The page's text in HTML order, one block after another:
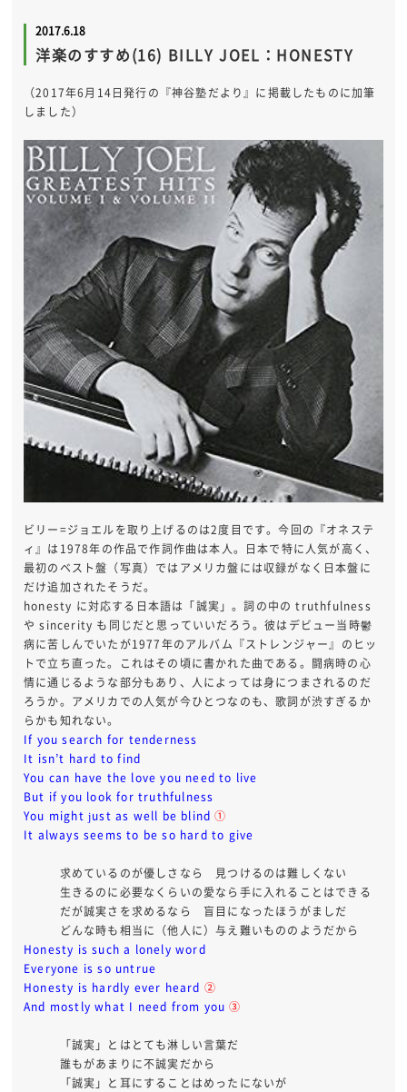
2017.6.18
洋楽のすすめ(16) BILLY JOEL：HONESTY
（2017年6月14日発行の『神谷塾だより』に掲載したものに加筆
しました）
ビリー=ジョエルを取り上げるのは2度目です。今回の『オネステ
ィ』は1978年の作品で作詞作曲は本人。日本で特に人気が高く、
最初のベスト盤（写真）ではアメリカ盤には収録がなく日本盤に
だけ追加されたそうだ。
honesty に対応する日本語は「誠実」。詞の中の truthfulness
や sincerity も同じだと思っていいだろう。彼はデビュー当時鬱
病に苦しんでいたが1977年のアルバム『ストレンジャー』のヒッ
トで立ち直った。これはその頃に書かれた曲である。闘病時の心
情に通じるような部分もあり、人によっては身につまされるのだ
ろうか。アメリカでの人気が今ひとつなのも、歌詞が渋すぎるか
らかも知れない。
If you search for tenderness
It isn’t hard to find
You can have the love you need to live
But if you look for truthfulness
You might just as well be blind①
It always seems to be so hard to give
求めているのが優しさなら 見つけるのは難しくない
生きるのに必要なくらいの愛なら手に入れることはできる
だが誠実さを求めるなら 盲目になったほうがましだ
どんな時も相当に（他人に）与え難いもののようだから
Honesty is such a lonely word
Everyone is so untrue
Honesty is hardly ever heard ②
And mostly what I need from you③
「誠実」とはとても淋しい言葉だ
誰もがあまりに不誠実だから
「誠実」と耳にすることはめったにないが